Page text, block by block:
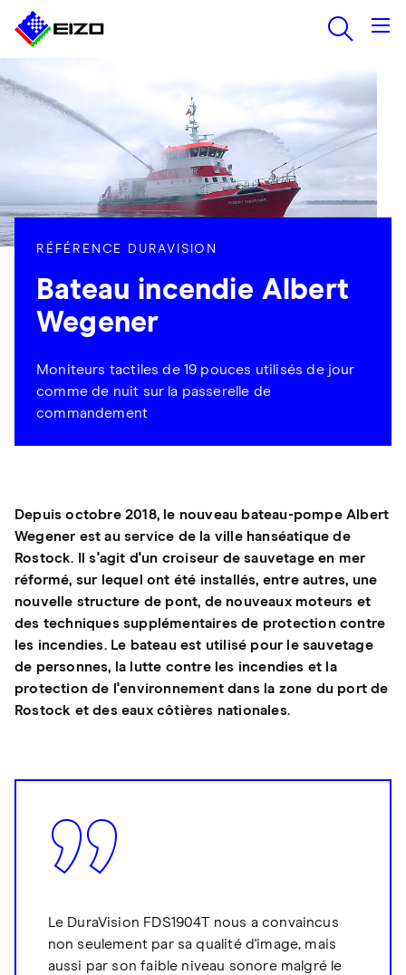
RÉFÉRENCE DURAVISION
Bateau incendie Albert
Wegener
Moniteurs tactiles de 19 pouces utilisés de jour
comme de nuit sur la passerelle de
commandement
Depuis octobre 2018, le nouveau bateau-pompe Albert
Wegener est au service de la ville hanséatique de
Rostock. Il s'agit d'un croiseur de sauvetage en mer
réformé, sur lequel ont été installés, entre autres, une
nouvelle structure de pont, de nouveaux moteurs et
des techniques supplémentaires de protection contre
les incendies. Le bateau est utilisé pour le sauvetage
de personnes, la lutte contre les incendies et la
protection de l'environnement dans la zone du port de
Rostock et des eaux côtières nationales.
Le DuraVision FDS1904T nous a convaincus
non seulement par sa qualité d'image, mais
aussi par son faible niveau sonore malgré le